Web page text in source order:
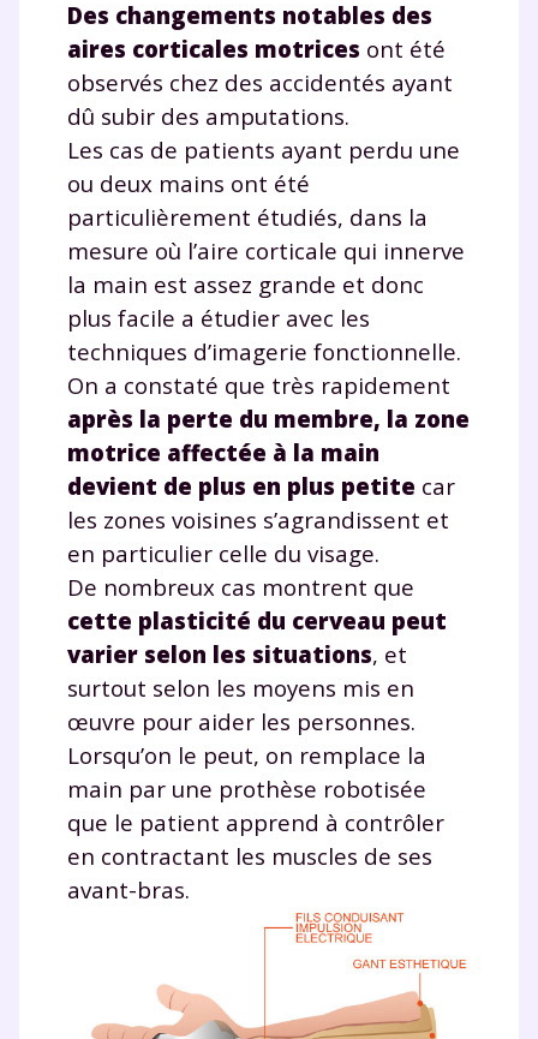
Des changements notables des
aires corticales motrices ont été
observés chez des accidentés ayant
dû subir des amputations.
Les cas de patients ayant perdu une
ou deux mains ont été
particulièrement étudiés, dans la
mesure où l’aire corticale qui innerve
la main est assez grande et donc
plus facile a étudier avec les
techniques d’imagerie fonctionnelle.
On a constaté que très rapidement
après la perte du membre, la zone
motrice affectée à la main
devient de plus en plus petite car
les zones voisines s’agrandissent et
en particulier celle du visage.
De nombreux cas montrent que
cette plasticité du cerveau peut
varier selon les situations, et
surtout selon les moyens mis en
œuvre pour aider les personnes.
Lorsqu’on le peut, on remplace la
main par une prothèse robotisée
que le patient apprend à contrôler
en contractant les muscles de ses
avant-bras.